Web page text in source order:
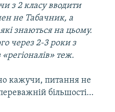
з 2 класу вводити
не Табачник, а
знаються на цьому.
через 2-3 роки з
теж.
кажучи, питання не
більшості…